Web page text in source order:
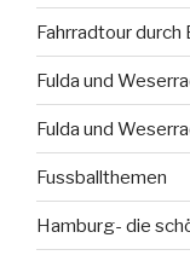
Fahrradtour durch
Fulda und
Fulda und
Fussballthemen
Hamburg- die